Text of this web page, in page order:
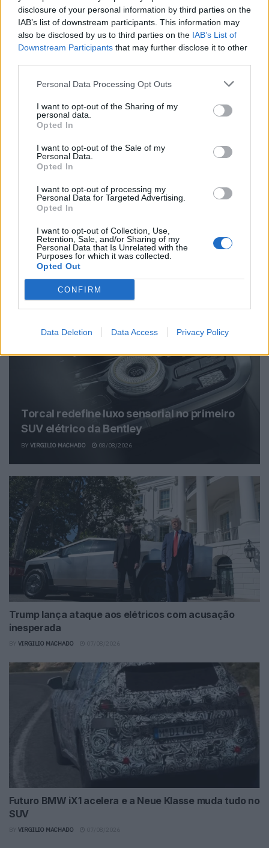
disclosure of your personal information by third parties on the
IAB’s list of downstream participants. This information may
also be disclosed by us to third parties on the IAB’s List of
Downstream Participants that may further disclose it to other
Personal Data Processing Opt Outs
I want to opt-out of the Sharing of my
personal data.
Opted In
I want to opt-out of the Sale of my
Personal Data.
Opted In
I want to opt-out of processing my
Personal Data for Targeted Advertising.
Opted In
I want to opt-out of Collection, Use,
Retention, Sale, and/or Sharing of my
Personal Data that Is Unrelated with the
Purposes for which it was collected.
Opted Out
CONFIRM
Data Deletion Data Access Privacy Policy
Leia também:
Gotion High-Tech apoiada
pela VW acelera projeto de
baterias de estado sólido
4 milhões Audi
CUPRA
Škoda
VW
Virgilio Machado
Related Posts
Torcal redefine luxo sensorial no primeiro
SUV elétrico da Bentley
BY VIRGILIO MACHADO 08/08/2026
Trump lança ataque aos elétricos com acusação
inesperada
VIRGILIO MACHADO
Futuro BMW iX1 acelera e a Neue Klasse muda tudo no
SUV
VIRGILIO MACHADO